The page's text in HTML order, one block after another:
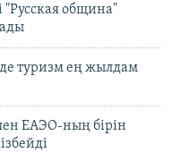
"Русская община"
туризм ең жылдам
ЕАЭО-ның бірін